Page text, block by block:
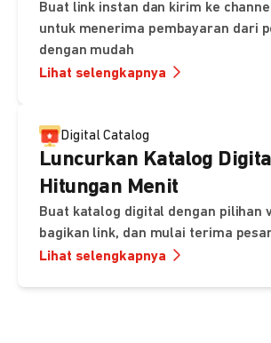
Buat link instan dan kirim ke
untuk menerima pembayaran dari
dengan mudah
Lihat selengkapnya
Digital Catalog
Luncurkan Katalog
Hitungan Menit
Buat katalog digital dengan pilihan
bagikan link, dan mulai terima
Lihat selengkapnya